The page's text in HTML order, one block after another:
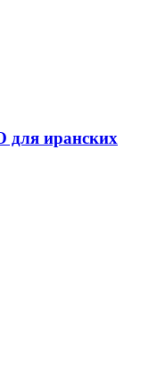
для иранских